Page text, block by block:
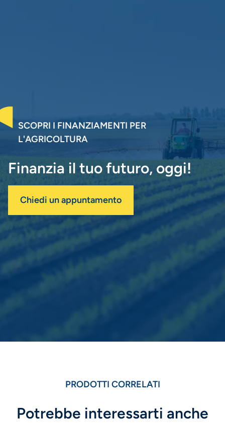
SCOPRI I FINANZIAMENTI PER
L'AGRICOLTURA
Finanzia il tuo futuro, oggi!
Chiedi un appuntamento
PRODOTTI CORRELATI
Potrebbe interessarti anche